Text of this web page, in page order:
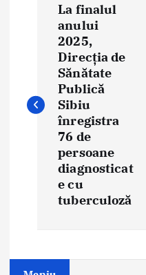
n
La finalul
anului
2025,
Direcția de
Sănătate
Publică
Sibiu
înregistra
76 de
persoane
diagnosticat
e cu
tuberculoză